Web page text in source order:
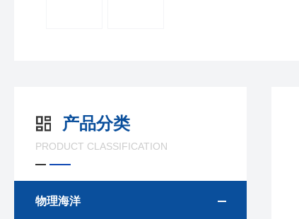
产品分类
PRODUCT CLASSIFICATION
物理海洋